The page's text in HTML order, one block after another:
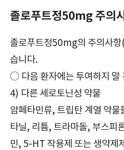
졸로푸트정50mg 주의
졸로푸트정50mg의 주의사
습니다.
○ 다음 환자에는 투여하지 말
4) 다른 세로토닌성 약물
암페타민류, 트립탄 계열 약
타닐, 리튬, 트라마돌, 부스피
민, 5-HT 작용제 또는 생약제